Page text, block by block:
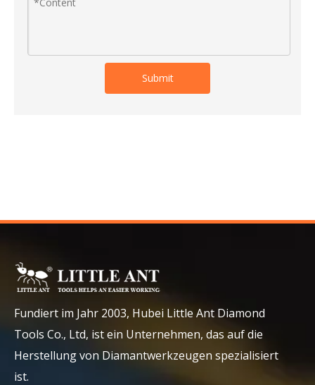
Submit
Fundiert im Jahr 2003, Hubei Little Ant Diamond
Tools Co., Ltd, ist ein Unternehmen, das auf die
Herstellung von Diamantwerkzeugen spezialisiert
ist.